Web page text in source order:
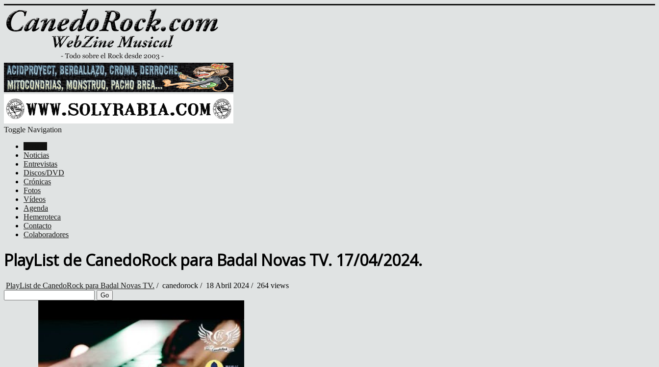
Toggle Navigation
Noticias
Entrevistas
Discos/DVD
Crónicas
Fotos
Vídeos
Agenda
Hemeroteca
Contacto
Colaboradores
PlayList de CanedoRock para Badal Novas TV. 17/04/2024.
PlayList de CanedoRock para Badal Novas TV. / canedorock / 18 Abril 2024 / 264 views
Go